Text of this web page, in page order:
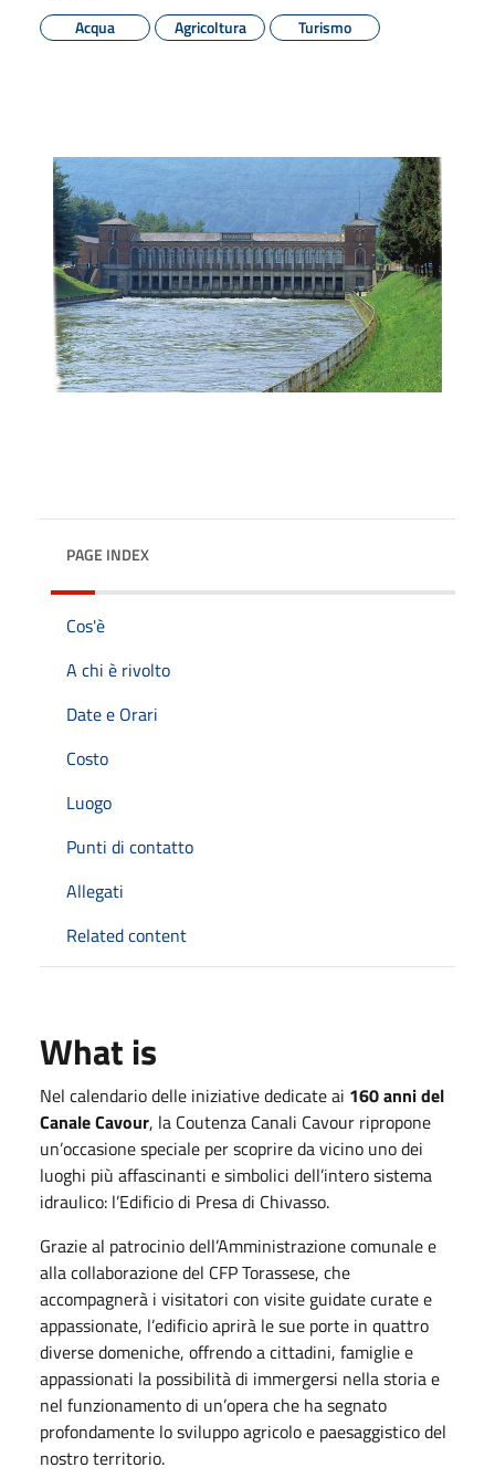
Acqua
Agricoltura Turismo
PAGE INDEX
Cos'è
A chi è rivolto
Date e Orari
Costo
Luogo
Punti di contatto
Allegati
Related content
What is
Nel calendario delle iniziative dedicate ai 160 anni del
Canale Cavour, la Coutenza Canali Cavour ripropone
un’occasione speciale per scoprire da vicino uno dei
luoghi più affascinanti e simbolici dell’intero sistema
idraulico: l’Edificio di Presa di Chivasso.
Grazie al patrocinio dell’Amministrazione comunale e
alla collaborazione del CFP Torassese, che
accompagnerà i visitatori con visite guidate curate e
appassionate, l’edificio aprirà le sue porte in quattro
diverse domeniche, offrendo a cittadini, famiglie e
appassionati la possibilità di immergersi nella storia e
nel funzionamento di un’opera che ha segnato
profondamente lo sviluppo agricolo e paesaggistico del
nostro territorio.